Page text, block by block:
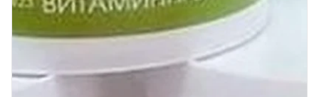
Рейтинг:
Стоимость услуг: